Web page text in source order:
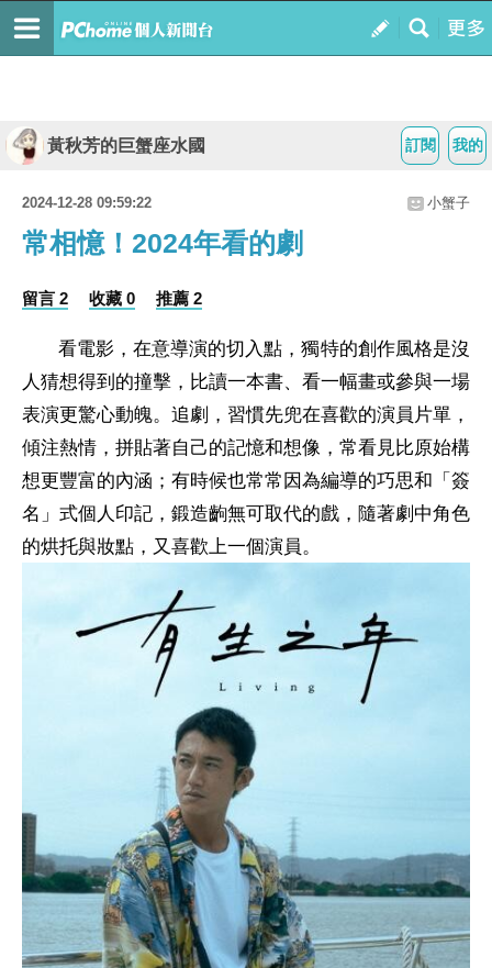
我的
訂閱
黃秋芳的巨蟹座水國
2024-12-28 09:59:22 小蟹子
常相憶！2024年看的劇
留言 2 收藏 0 推薦 2
看電影，在意導演的切入點，獨特的創作風格是沒
人猜想得到的撞擊，比讀一本書、看一幅畫或參與一場
表演更驚心動魄。追劇，習慣先兜在喜歡的演員片單，
傾注熱情，拼貼著自己的記憶和想像，常看見比原始構
想更豐富的內涵；有時候也常常因為編導的巧思和「簽
名」式個人印記，鍛造齣無可取代的戲，隨著劇中角色
的烘托與妝點，又喜歡上一個演員。